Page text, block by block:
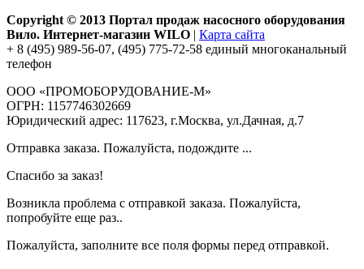
Copyright © 2013 Портал продаж насосного оборудования
Вило. Интернет-магазин WILO | Карта сайта
+ 8 (495) 989-56-07, (495) 775-72-58 единый многоканальный
телефон
ООО «ПРОМОБОРУДОВАНИЕ-М»
ОГРН: 1157746302669
Юридический адрес: 117623, г.Москва, ул.Дачная, д.7
Отправка заказа. Пожалуйста, подождите ...
Спасибо за заказ!
Возникла проблема с отправкой заказа. Пожалуйста,
попробуйте еще раз..
Пожалуйста, заполните все поля формы перед отправкой.